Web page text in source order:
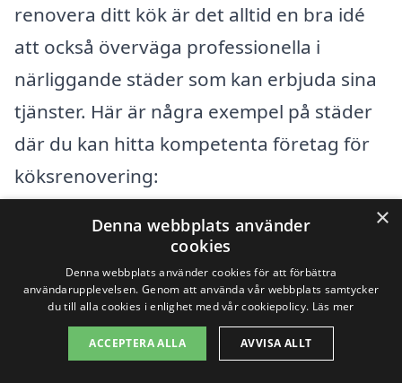
renovera ditt kök är det alltid en bra idé
att också överväga professionella i
närliggande städer som kan erbjuda sina
tjänster. Här är några exempel på städer
där du kan hitta kompetenta företag för
köksrenovering:
Älvkarleby
Skutskär
Gävle
Sandviken
×
Denna webbplats använder
cookies
Denna webbplats använder cookies för att förbättra
användarupplevelsen. Genom att använda vår webbplats samtycker
du till alla cookies i enlighet med vår cookiepolicy. Läs mer
ACCEPTERA ALLA AVVISA ALLT